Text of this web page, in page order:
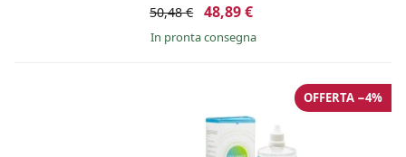
50,48 € 48,89 €
in pronta consegna
OFFERTA −4%